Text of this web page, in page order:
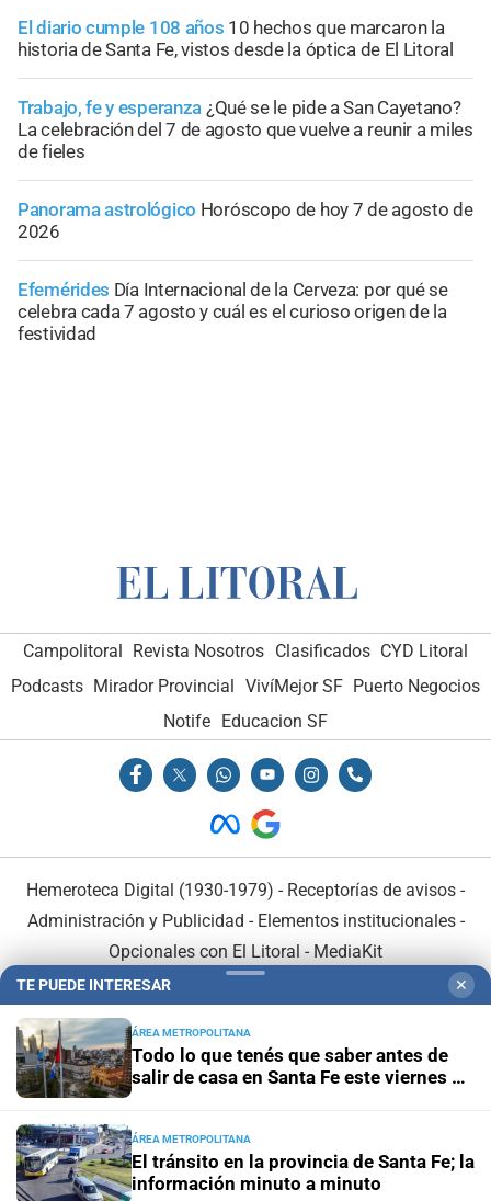
El diario cumple 108 años 10 hechos que marcaron la
historia de Santa Fe, vistos desde la óptica de El Litoral
Trabajo, fe y esperanza ¿Qué se le pide a San Cayetano?
La celebración del 7 de agosto que vuelve a reunir a miles
de fieles
Panorama astrológico Horóscopo de hoy 7 de agosto de
2026
Efemérides Día Internacional de la Cerveza: por qué se
celebra cada 7 agosto y cuál es el curioso origen de la
festividad
Campolitoral Revista Nosotros Clasificados CYD Litoral
Podcasts Mirador Provincial VivíMejor SF Puerto Negocios
Notife
Educacion SF
Hemeroteca Digital (1930-1979) - Receptorías de avisos -
Administración y Publicidad - Elementos institucionales-
Opcionales con El Litoral - MediaKit
En Asociación con:
TE PUEDE INTERESAR ✕
ÁREA METROPOLITANA
Todo lo que tenés que saber antes de
salir de casa en Santa Fe este viernes 7
ÁREA METROPOLITANA
El tránsito en la provincia de Santa Fe; la
información minuto a minuto